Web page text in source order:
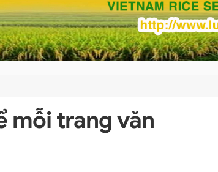
mỗi trang văn